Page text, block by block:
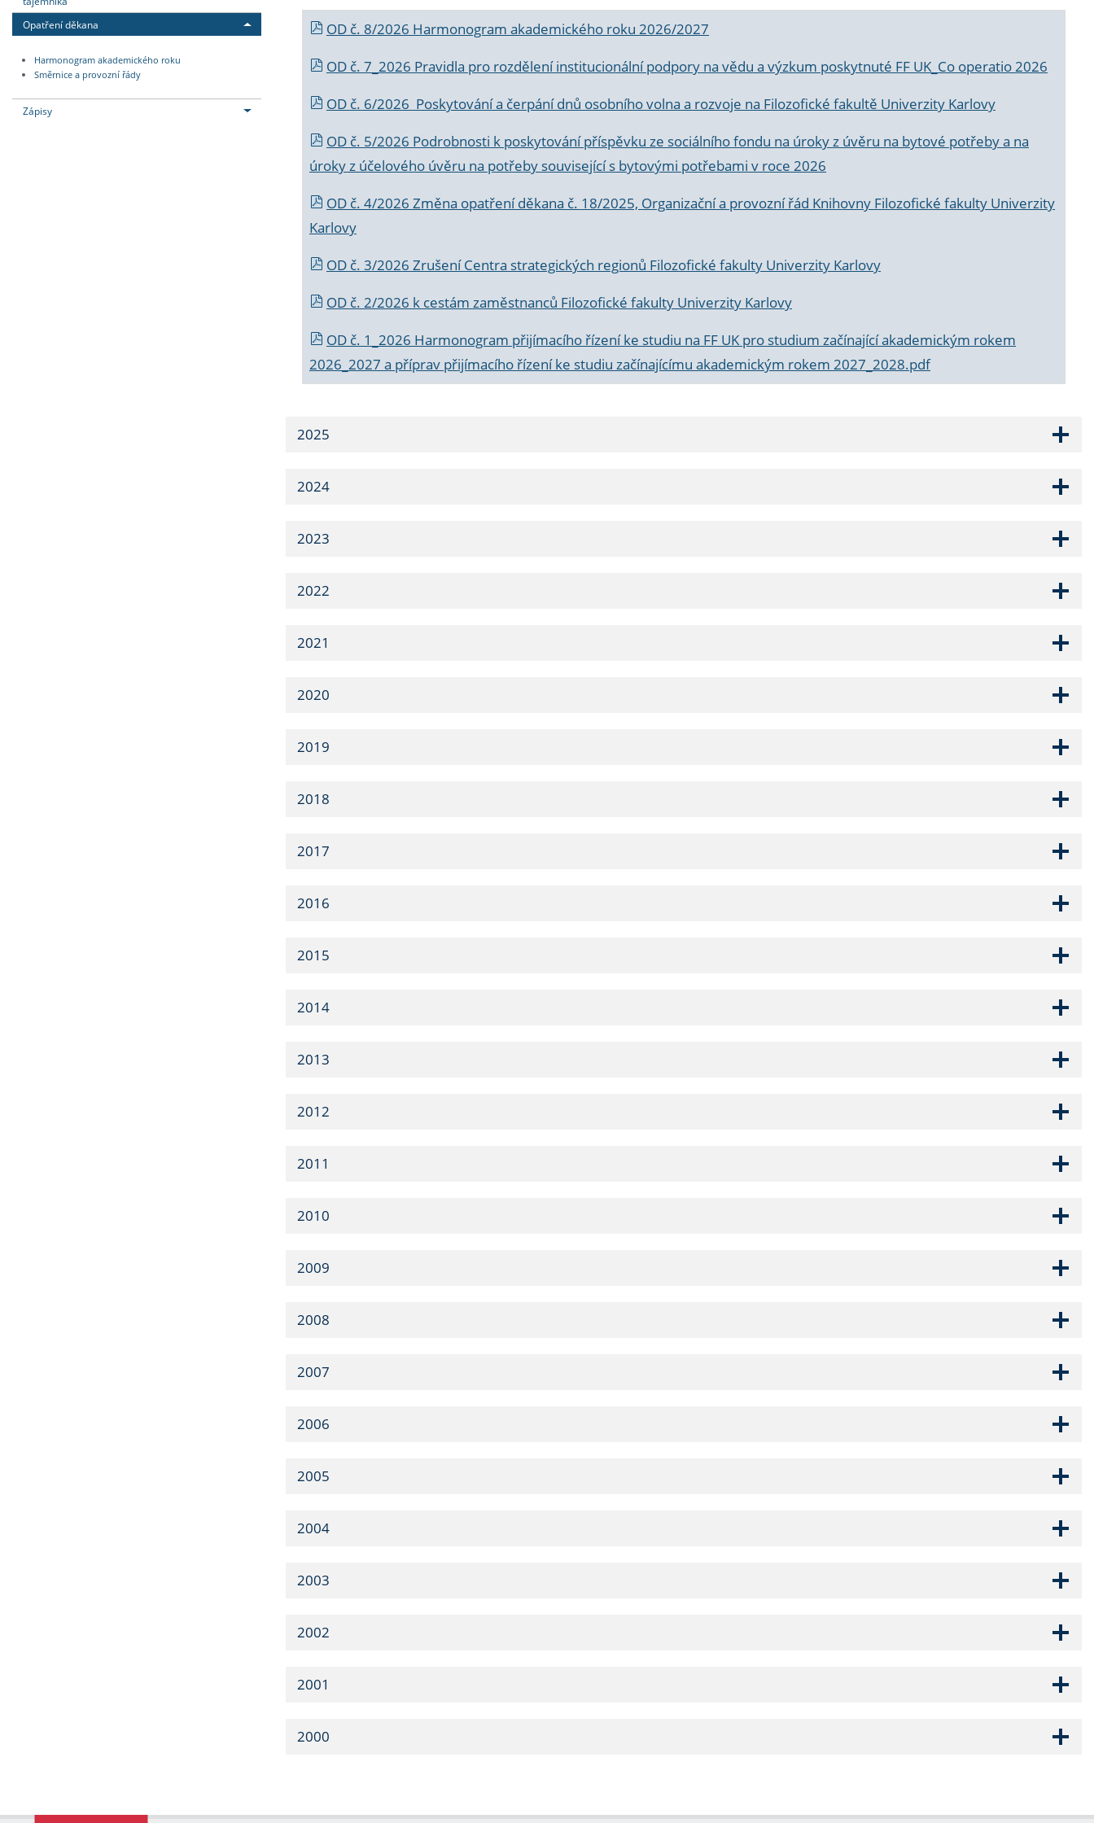
Opatření děkana
Harmonogram akademického roku
Směrnice a provozní řády
Zápisy
OD č. 8/2026 Harmonogram akademického roku 2026/2027
OD č. 7_2026 Pravidla pro rozdělení institucionální podpory na vědu a výzkum poskytnuté FF UK_Co operatio 2026
OD č. 6/2026 Poskytování a čerpání dnů osobního volna a rozvoje na Filozofické fakultě Univerzity Karlovy
OD č. 5/2026 Podrobnosti k poskytování příspěvku ze sociálního fondu na úroky z úvěru na bytové potřeby a na
úroky z účelového úvěru na potřeby související s bytovými potřebami v roce 2026
OD č. 4/2026 Změna opatření děkana č. 18/2025, Organizační a provozní řád Knihovny Filozofické fakulty Univerzity
Karlovy
OD č. 3/2026 Zrušení Centra strategických regionů Filozofické fakulty Univerzity Karlovy
OD č. 2/2026 k cestám zaměstnanců Filozofické fakulty Univerzity Karlovy
OD č. 1_2026 Harmonogram přijímacího řízení ke studiu na FF UK pro studium začínající akademickým rokem
2026_2027 a příprav přijímacího řízení ke studiu začínajícímu akademickým rokem 2027_2028.pdf
2025
2024
2023
2022
2021
2020
2019
2018
2017
2016
2015
2014
2013
2012
2011
2010
2009
2008
2007
2006
2005
2004
2003
2002
2001
2000